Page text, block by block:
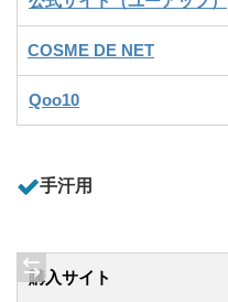
COSME DE NET
Qoo10
手汗用
購入サイト